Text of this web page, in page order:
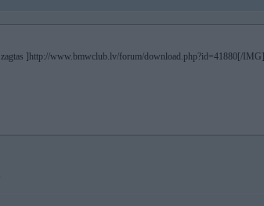
]http://www.bmwclub.lv/forum/download.php?id=41880[/IMG]